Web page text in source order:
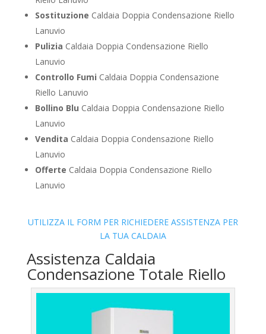
Sostituzione Caldaia Doppia Condensazione Riello
Lanuvio
Pulizia Caldaia Doppia Condensazione Riello
Lanuvio
Controllo Fumi Caldaia Doppia Condensazione
Riello Lanuvio
Bollino Blu Caldaia Doppia Condensazione Riello
Lanuvio
Vendita Caldaia Doppia Condensazione Riello
Lanuvio
Offerte Caldaia Doppia Condensazione Riello
Lanuvio
UTILIZZA IL FORM PER RICHIEDERE ASSISTENZA PER
LA TUA CALDAIA
Assistenza Caldaia
Condensazione Totale Riello